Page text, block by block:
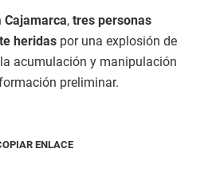
Cajamarca, tres personas
heridas por una explosión de
acumulación y manipulación
preliminar.
ENLACE